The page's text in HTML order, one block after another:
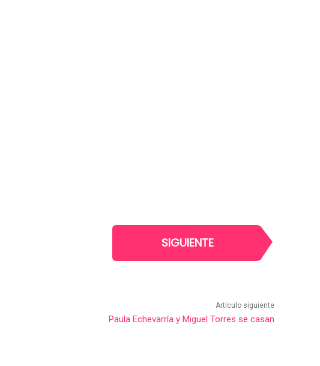
SIGUIENTE
Artículo siguiente
Paula Echevarría y Miguel Torres se casan